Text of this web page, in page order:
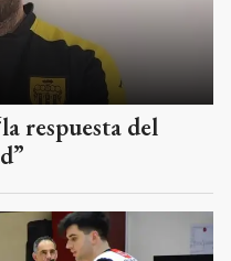
respuesta del